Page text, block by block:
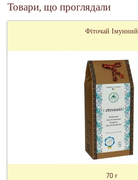
Товари, що проглядали
Фіточай Імунний
70 г